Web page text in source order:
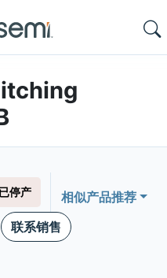
已停产
相似产品推荐
联系销售